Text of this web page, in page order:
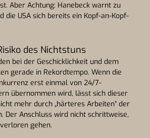
Aber Achtung: Hanebeck warnt zu
die USA sich bereits ein Kopf-an-Kopf-
des Nichtstuns
bei der Geschicklichkeit und dem
gerade in Rekordtempo. Wenn die
erst einmal von 24/7-
übernommen wird, lässt sich dieser
mehr durch „härteres Arbeiten“ der
Der Anschluss wird nicht schrittweise,
gehen.